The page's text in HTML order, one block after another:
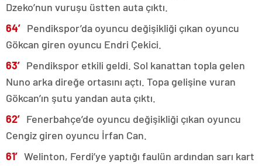
Dzeko’nun vuruşu üstten auta çıktı.
64′ Pendikspor’da oyuncu değişikliği çıkan oyuncu
Gökcan giren oyuncu Endri Çekici.
63′ Pendikspor etkili geldi. Sol kanattan topla gelen
Nuno arka direğe ortasını açtı. Topa gelişine vuran
Gökcan’ın şutu yandan auta çıktı.
62′ Fenerbahçe’de oyuncu değişikliği çıkan oyuncu
Cengiz giren oyuncu İrfan Can.
61′ Welinton, Ferdi’ye yaptığı faulün ardından sarı kart